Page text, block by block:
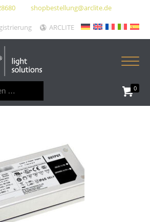
shopbestellung@arclite.de
ARCLITE
0